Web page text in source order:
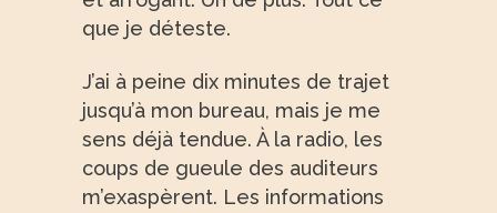
que je déteste.
J’ai à peine dix minutes de trajet
jusqu’à mon bureau, mais je me
sens déjà tendue. À la radio, les
coups de gueule des auditeurs
m’exaspèrent. Les informations